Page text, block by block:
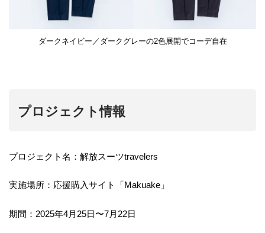
ダークネイビー／ダークグレーの2色展開でコーデ自在
プロジェクト情報
プロジェクト名：解放スーツtravelers
実施場所：応援購入サイト「Makuake」
期間：2025年4月25日〜7月22日